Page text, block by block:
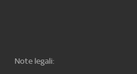
Note legali: